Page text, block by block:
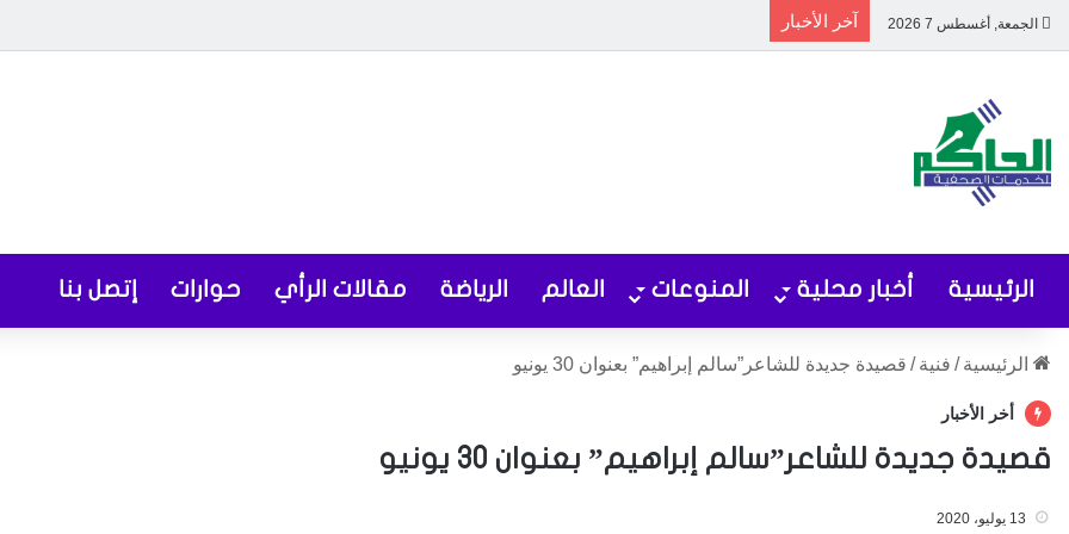
الجمعة, أغسطس 7 2026 آخر الأخبار
الرئيسية أخبار محلية المنوعات العالم الرياضة مقالات الرأي حوارات إتصل بنا
الرئيسية / فنية / قصيدة جديدة للشاعر”سالم إبراهيم” بعنوان 30 يونيو
أخر الأخبار
قصيدة جديدة للشاعر”سالم إبراهيم” بعنوان 30 يونيو
13 يوليو، 2020